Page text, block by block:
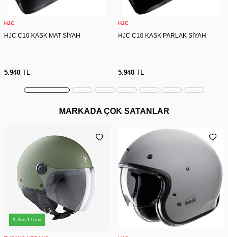
HJC
HJC C10 KASK MAT SİYAH
5.940 TL
HJC
HJC C10 KASK PARLAK SİYAH
5.940TL
MARKADA ÇOK SATANLAR
Son 1 Ürün